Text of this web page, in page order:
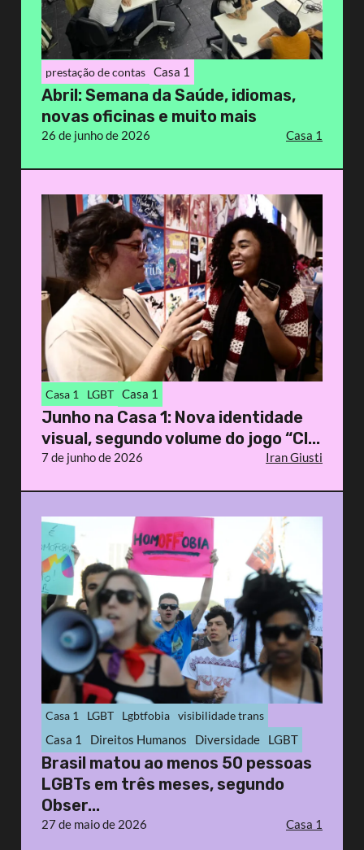
prestação de contas Casa 1
Abril: Semana da Saúde, idiomas,
novas oficinas e muito mais
26 de junho de 2026 Casa 1
Casa 1 LGBT Casa 1
Junho na Casa 1: Nova identidade
visual, segundo volume do jogo “Cl...
7 de junho de 2026 Iran Giusti
Casa 1 LGBT Lgbtfobia visibilidade trans
Casa 1 Direitos Humanos Diversidade LGBT
Brasil matou ao menos 50 pessoas
LGBTs em três meses, segundo
Obser...
27 de maio de 2026 Casa 1